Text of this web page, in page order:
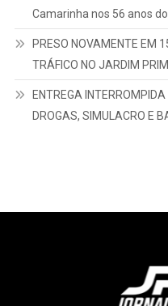
Camarinha nos 56 anos
PRESO NOVAMENTE EM
TRÁFICO NO JARDIM
ENTREGA
DROGAS, SIMULACRO E